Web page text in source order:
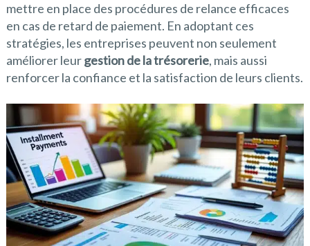
mettre en place des procédures de relance efficaces
en cas de retard de paiement. En adoptant ces
stratégies, les entreprises peuvent non seulement
améliorer leurgestion de la trésorerie, mais aussi
renforcer la confiance et la satisfaction de leurs clients.